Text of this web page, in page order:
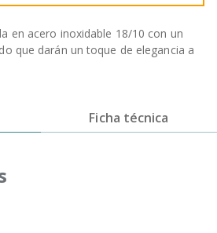
en acero inoxidable 18/10 con un
que darán un toque de elegancia a
Ficha técnica
en acero inoxidable